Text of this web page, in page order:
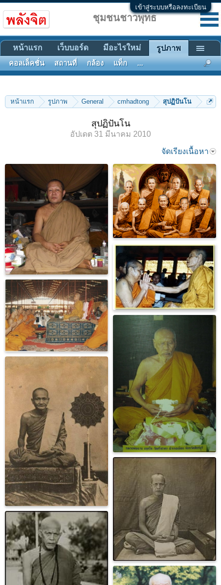
เข้าสู่ระบบหรือลงทะเบียน
หน้าแรก รูปภาพ General cmhadtong สุปฏิปันโน
สุปฏิปันโน
อัปเดต 31 มีนาคม 2010
จัดเรียงเนื้อหา
ชุมชนชาวพุทธ
หน้าแรก เว็บบอร์ด มีอะไรใหม่ รูปภาพ
คอลเล็คชั่น สถานที่ กล้อง แท็ก ...